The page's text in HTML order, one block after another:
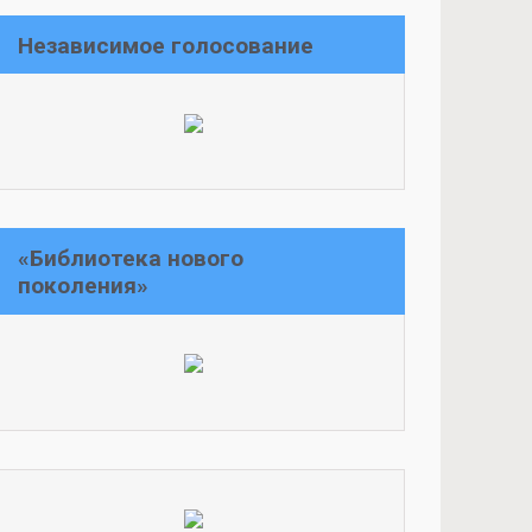
Независимое голосование
«Библиотека нового
поколения»